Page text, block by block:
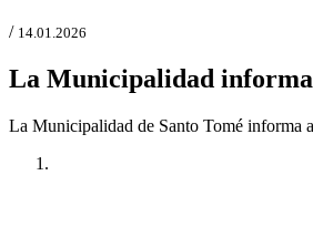
/ 14.01.2026
La Municipalidad informa
La Municipalidad de Santo Tomé informa